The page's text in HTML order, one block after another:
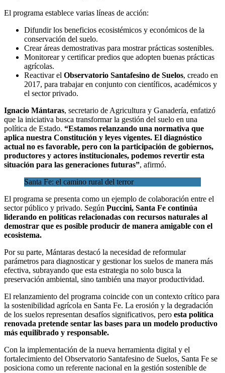
El programa establece varias líneas de acción:
Difundir los beneficios ecosistémicos y económicos de la
conservación del suelo.
Crear áreas demostrativas para mostrar prácticas sostenibles.
Monitorear y certificar predios que adopten buenas prácticas
agrícolas.
Reactivar el Observatorio Santafesino de Suelos, creado en
2017, para trabajar en conjunto con científicos, académicos y
el sector privado.
Ignacio Mántaras, secretario de Agricultura y Ganadería, enfatizó
que la iniciativa busca transformar la gestión del suelo en una
política de Estado. “Estamos relanzando una normativa que
aplica nuestra Constitución y leyes vigentes. El diagnóstico
actual no es favorable, pero con la participación de gobiernos,
productores y actores institucionales, podemos revertir esta
situación para las generaciones futuras”, afirmó.
Santa Fe: el camino rural del terror
El programa se presenta como un ejemplo de colaboración entre el
sector público y privado. Según Puccini, Santa Fe continúa
liderando en políticas relacionadas con recursos naturales al
demostrar que es posible producir de manera amigable con el
ecosistema.
Por su parte, Mántaras destacó la necesidad de reformular
parámetros para diagnosticar y gestionar los suelos de manera más
efectiva, subrayando que esta estrategia no solo busca la
preservación ambiental, sino también una mayor productividad.
El relanzamiento del programa coincide con un contexto crítico para
la sostenibilidad agrícola en Santa Fe. La erosión y la degradación
de los suelos representan desafíos significativos, pero esta política
renovada pretende sentar las bases para un modelo productivo
más equilibrado y responsable.
Con la implementación de la nueva herramienta digital y el
fortalecimiento del Observatorio Santafesino de Suelos, Santa Fe se
posiciona como un referente nacional en la gestión sostenible de